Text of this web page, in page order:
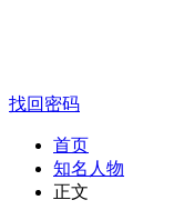
找回密码
首页
知名人物
正文